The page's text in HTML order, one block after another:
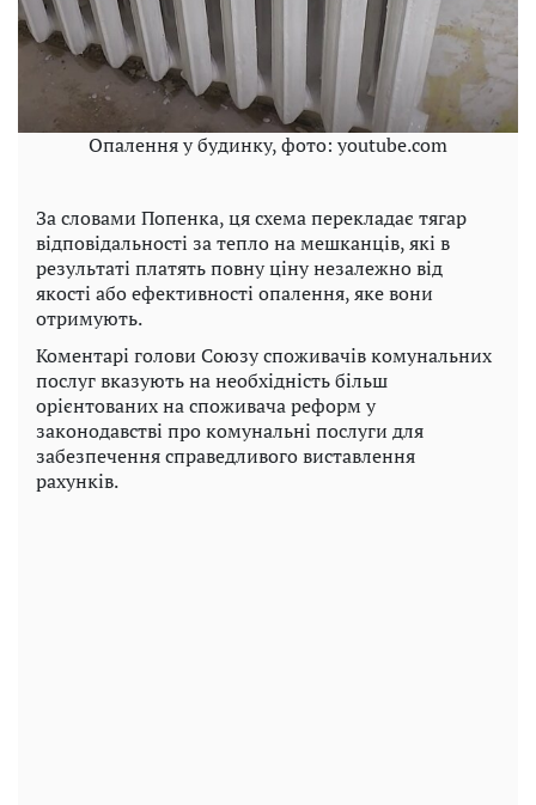
Опалення у будинку, фото: youtube.com
За словами Попенка, ця схема перекладає тягар
відповідальності за тепло на мешканців, які в
результаті платять повну ціну незалежно від
якості або ефективності опалення, яке вони
отримують.
Коментарі голови Союзу споживачів комунальних
послуг вказують на необхідність більш
орієнтованих на споживача реформ у
законодавстві про комунальні послуги для
забезпечення справедливого виставлення
рахунків.